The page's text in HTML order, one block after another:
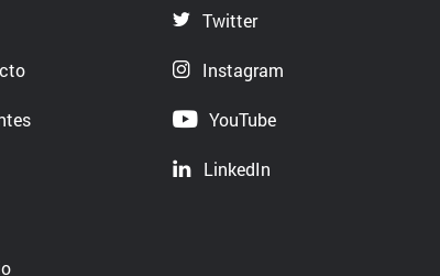
Twitter
Instagram
YouTube
LinkedIn